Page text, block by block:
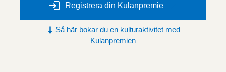
Registrera din Kulanpremie
Så här bokar du en kulturaktivitet med
Kulanpremien